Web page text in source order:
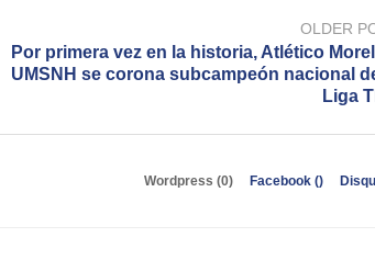
OLDER
Por primera vez en la historia, Atlético
UMSNH se corona subcampeón nacional
Liga
Wordpress (0) Facebook ()